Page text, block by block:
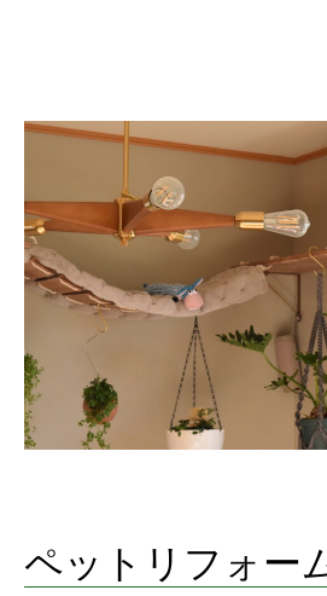
ペットリフォー